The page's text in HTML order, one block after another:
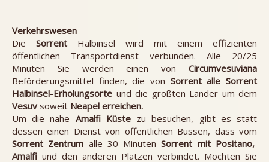
Verkehrswesen
Die Sorrent Halbinsel wird mit einem effizienten
öffentlichen Transportdienst verbunden. Alle 20/25
Minuten Sie werden einen von Circumvesuviana
Beförderungsmittel finden, die von Sorrent alle Sorrent
Halbinsel-Erholungsorte und die größten Länder um dem
Vesuv soweit Neapel erreichen.
Um die nahe Amalfi Küstezu besuchen, gibt es statt
dessen einen Dienst von öffentlichen Bussen, dass vom
Sorrent Zentrum alle 30 MinutenSorrent mit Positano,
Amalfi und den anderen Plätzen verbindet. Möchten Sie